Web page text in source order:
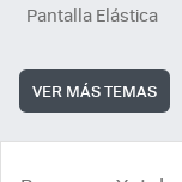
Pantalla Elástica
VER MÁS TEMAS